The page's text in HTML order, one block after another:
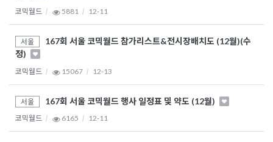
코믹월드 5881 12-11
서울
167회 서울 코믹월드 참가리스트&전시장배치도 (12월)(수
정)
코믹월드 15067 12-13
서울 167회 서울 코믹월드 행사 일정표 및 약도 (12월)
코믹월드 6165 12-11